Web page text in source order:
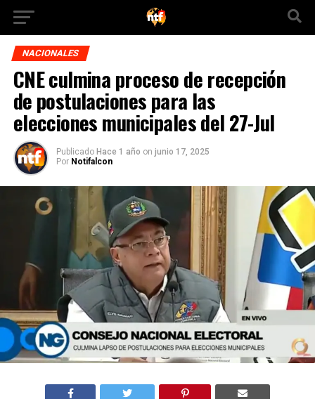
NACIONALES
CNE culmina proceso de recepción
de postulaciones para las
elecciones municipales del 27-Jul
Publicado Hace 1 año on junio 17, 2025
Por Notifalcon